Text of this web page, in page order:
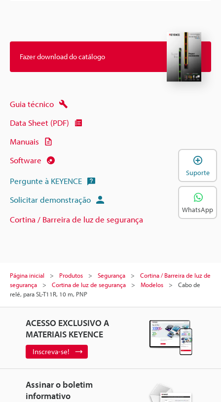
Fazer download do catálogo
Guia técnico
Data Sheet (PDF)
Manuais
Software
Pergunte à KEYENCE
Solicitar demonstração
Cortina / Barreira de luz de segurança
Página inicial Produtos Segurança
Cortina / Barreira de luz de
segurança
Cortina de luz de segurança Modelos
Cabo de
relé, para SL-T11R, 10 m, PNP
ACESSO EXCLUSIVO A
MATERIAIS KEYENCE
Inscreva-se!
Assinar o boletim
informativo
Suporte
WhatsApp